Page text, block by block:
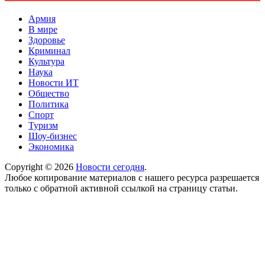
Армия
В мире
Здоровье
Криминал
Культура
Наука
Новости ИТ
Общество
Политика
Спорт
Туризм
Шоу-бизнес
Экономика
Copyright © 2026 Новости сегодня.
Любое копирование материалов с нашего ресурса разрешается
только с обратной активной ссылкой на страницу статьи.